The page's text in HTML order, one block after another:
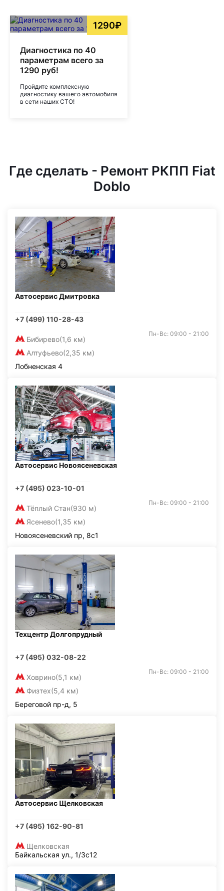
1290₽
Диагностика по 40
параметрам всего за
1290 руб!
Пройдите комплексную
диагностику вашего автомобиля
в сети наших СТО!
Где сделать - Ремонт РКПП Fiat
Doblo
Автосервис Дмитровка
+7 (499) 110-28-43
Бибирево(1,6 км)
Алтуфьево(2,35 км)
Пн-Вс: 09:00 - 21:00
Лобненская 4
Автосервис Новоясеневская
+7 (495) 023-10-01
Тёплый Стан(930 м)
Ясенево(1,35 км)
Пн-Вс: 09:00 - 21:00
Новоясеневский пр, 8с1
Техцентр Долгопрудный
+7 (495) 032-08-22
Ховрино(5,1 км)
Физтех(5,4 км)
Пн-Вс: 09:00 - 21:00
Береговой пр-д, 5
Автосервис Щелковская
+7 (495) 162-90-81
Щелковская
Байкальская ул., 1/3с12